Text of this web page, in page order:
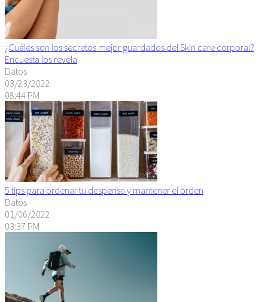
¿Cuáles son los secretos mejor guardados del Skin care corporal?
Encuesta los revela
Datos
03/23/2022
08:44 PM
5 tips para ordenar tu despensa y mantener el orden
Datos
01/06/2022
03:37 PM